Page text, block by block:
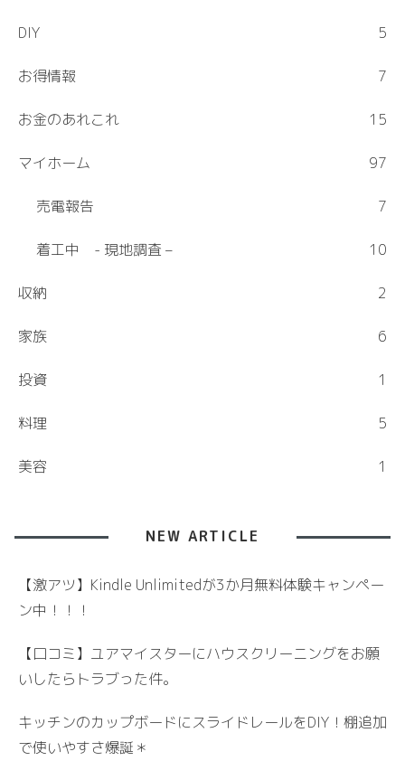
DIY 5
お得情報 7
お金のあれこれ 15
マイホーム 97
売電報告 7
着工中 - 現地調査 – 10
収納 2
家族 6
投資 1
料理 5
美容 1
NEW ARTICLE
【激アツ】Kindle Unlimitedが3か月無料体験キャンペー
ン中！！！
【口コミ】ユアマイスターにハウスクリーニングをお願
いしたらトラブった件。
キッチンのカップボードにスライドレールをDIY！棚追加
で使いやすさ爆誕＊